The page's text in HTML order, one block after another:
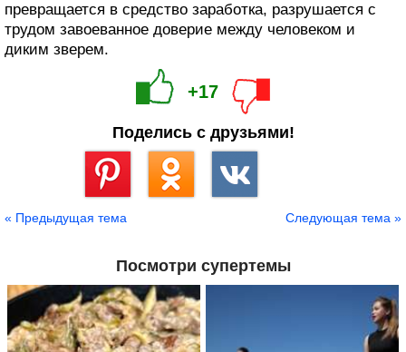
превращается в средство заработка, разрушается с
трудом завоеванное доверие между человеком и
диким зверем.
+17
Поделись с друзьями!
« Предыдущая тема Следующая тема »
Посмотри супертемы